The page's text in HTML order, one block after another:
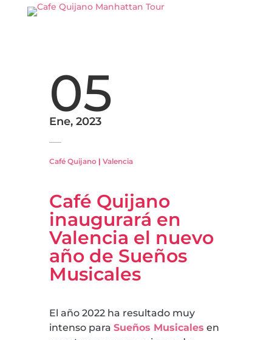
05
Ene, 2023
Café Quijano| Valencia
Café Quijano
inaugurará en
Valencia el nuevo
año de Sueños
Musicales
El año 2022 ha resultado muy
intenso para Sueños Musicales en